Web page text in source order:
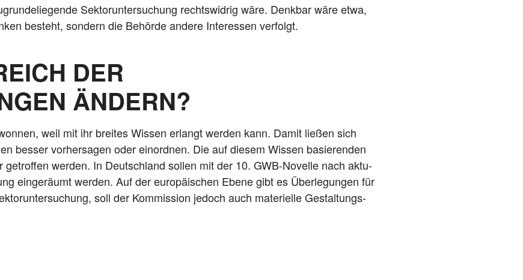
Sek­tor­un­ter­su­chung rechts­wid­rig wäre. Denk­bar wäre etwa,
besteht, son­dern die Behör­de ande­re Inter­es­sen verfolgt.
DER
ÄNDERN?
weil mit ihr brei­tes Wis­sen erlangt wer­den kann. Damit lie­ßen sich
bes­ser vor­her­sa­gen oder ein­ord­nen. Die auf die­sem Wis­sen basie­ren­den
wer­den. In Deutsch­land sol­len mit der 10. GWB-Novel­le nach aktu­
ein­ge­räumt wer­den. Auf der euro­päi­schen Ebe­ne gibt es Über­le­gun­gen für
soll der Kom­mis­si­on jedoch auch mate­ri­el­le Gestal­tungs­